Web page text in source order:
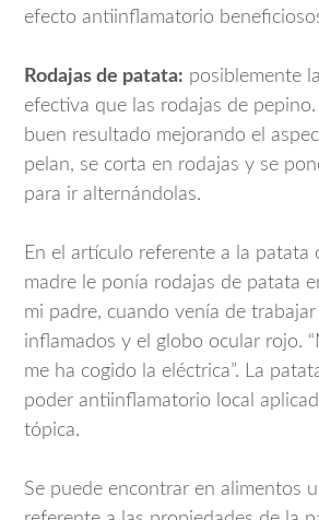
efecto antiinflamatorio
Rodajas de patata: posiblemente
efectiva que las rodajas de
buen resultado mejorando el
pelan, se corta en rodajas y se
para ir alternándolas.
En el artículo referente a la patata
madre le ponía rodajas de patata
mi padre, cuando venía de
inflamados y el globo ocular rojo.
me ha cogido la eléctrica”. La
poder antiinflamatorio local
tópica.
Se puede encontrar en alimentos